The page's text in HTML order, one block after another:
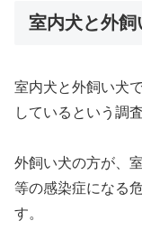
室内犬と外飼
室内犬と外飼い犬
しているという調
外飼い犬の方が、
等の感染症になる
す。